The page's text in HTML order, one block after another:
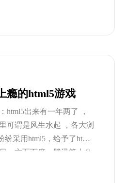
html5是有方法可循的 ，
入html5.js的文件就可以
瘾的html5游戏
html5出来有一年两了 ，
可谓是风生水起 ，各大浏
采用html5，给予了html5
一方面百度，腾讯等大公
商也刚刚获得风投，